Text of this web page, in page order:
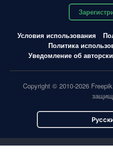
Условия использования
Политика
Уведомление об
Copyright © 2010-2026